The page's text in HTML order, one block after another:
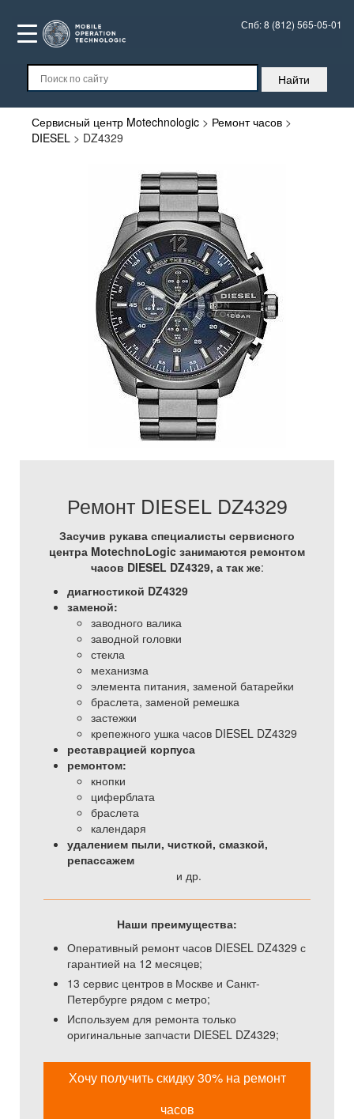
Спб:8 (812) 565-05-01
Сервисный центр Motechnologic > Ремонт часов >
DIESEL > DZ4329
Ремонт DIESEL DZ4329
Засучив рукава специалисты сервисного
центра MotechnoLogic занимаются ремонтом
часов DIESEL DZ4329, а так же:
диагностикой DZ4329
заменой:
заводного валика
заводной головки
стекла
механизма
элемента питания, заменой батарейки
браслета, заменой ремешка
застежки
крепежного ушка часов DIESEL DZ4329
реставрацией корпуса
ремонтом:
кнопки
циферблата
браслета
календаря
удалением пыли, чисткой, смазкой,
репассажем
и др.
Наши преимущества:
Оперативный ремонт часов DIESEL DZ4329 с
гарантией на 12 месяцев;
13 сервис центров в Москве и Санкт-
Петербурге рядом с метро;
Используем для ремонта только
оригинальные запчасти DIESEL DZ4329;
Хочу получить скидку 30% на ремонт
часов